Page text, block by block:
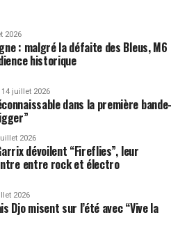
2026
: malgré la défaite des Bleus, M6
historique
14 juillet 2026
dans la première bande-
2026
dévoilent “Fireflies”, leur
entre rock et électro
2026
Djo misent sur l’été avec “Vive la